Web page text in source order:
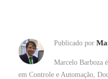
Publicado por
Marcelo Barboza
em Controle e Automação,